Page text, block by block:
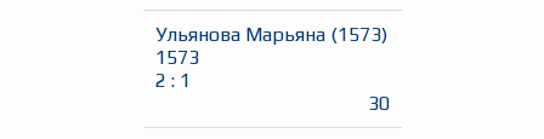
Ульянова Марьяна (1573)
1573
2 : 1
30